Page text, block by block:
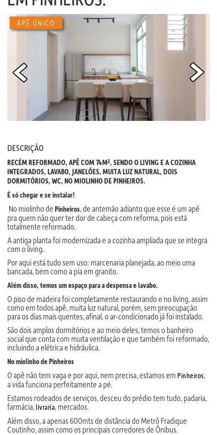
APÊ ÚNICO
DESCRIÇÃO
RECÉM REFORMADO, APÊ COM 74M², SENDO O LIVING E A COZINHA
INTEGRADOS, LAVABO, JANELÕES, MUITA LUZ NATURAL, DOIS
DORMITÓRIOS, WC, NO MIOLINHO DE PINHEIROS.
É só chegar e se instalar!
No miolinho de Pinheiros, de antemão adianto que esse é um apê
pra quem não quer ter dor de cabeça com reforma, pois está
totalmente reformado.
A antiga planta foi modernizada e a cozinha ampliada que se integra
com o living.
Por aqui está tudo sem uso: marcenaria planejada, ao meio uma
bancada, bem como a pia em granito.
Além disso, temos um espaço para a despensa e lavabo.
O piso de madeira foi completamente restaurando e no living, assim
como em todos apê, muita luz natural, porém, sem preocupação
para os dias mais quentes, afinal, o ar-condicionado já foi instalado.
São dois amplos dormitórios e ao meio deles, temos o banheiro
social que conta com muita ventilação e que também foi reformado,
incluindo a elétrica e hidráulica.
No miolinho de Pinheiros
O apê não tem vaga e por aqui, nem precisa, estamos em Pinheiros,
a vida funciona perfeitamente a pé.
Estamos rodeados de serviços, desceu do prédio tem tudo, padaria,
farmácia,livraria, mercados.
Além disso, a apenas 600mts de distância do Metrô Fradique
Coutinho, assim como os principais corredores de Ônibus.